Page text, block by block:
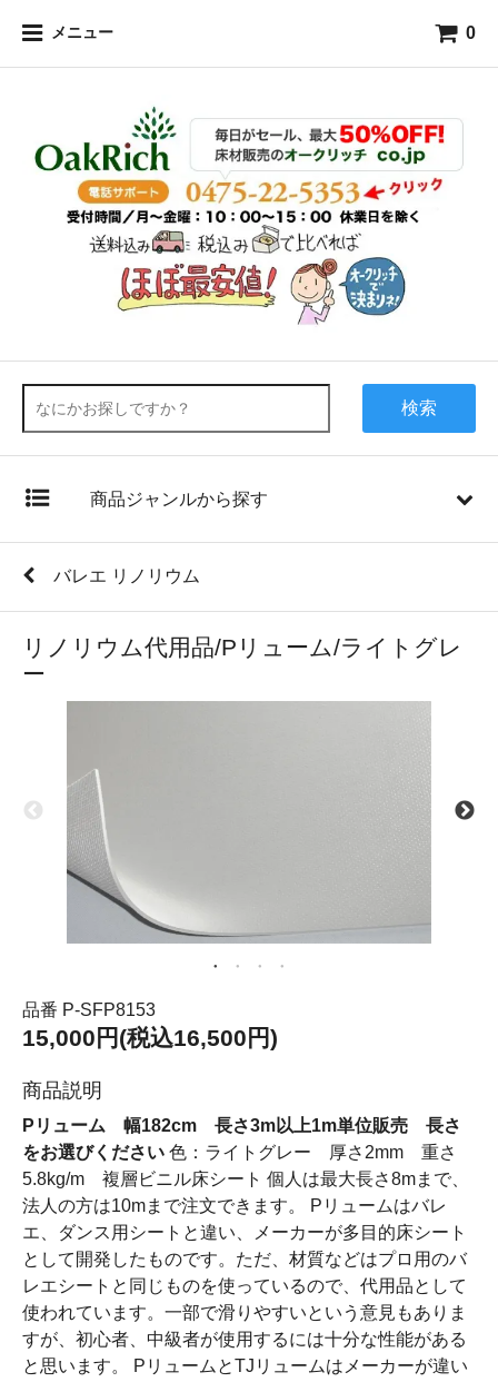
メニュー 0
検索
商品ジャンルから探す
バレエ リノリウム
リノリウム代用品/Pリューム/ライトグレ
ー
品番 P-SFP8153
15,000円(税込16,500円)
商品説明
Pリューム 幅182cm 長さ3m以上1m単位販売 長さ
をお選びください 色：ライトグレー 厚さ2mm 重さ
5.8kg/m 複層ビニル床シート 個人は最大長さ8mまで、
法人の方は10mまで注文できます。 Pリュームはバレ
エ、ダンス用シートと違い、メーカーが多目的床シート
として開発したものです。ただ、材質などはプロ用のバ
レエシートと同じものを使っているので、代用品として
使われています。一部で滑りやすいという意見もありま
すが、初心者、中級者が使用するには十分な性能がある
と思います。 PリュームとTJリュームはメーカーが違い